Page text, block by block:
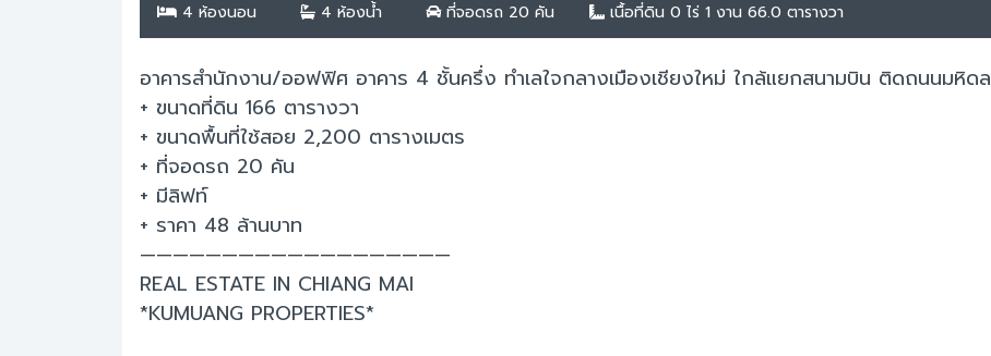
4 ห้องนอน 4 ห้องน้ำ ที่จอดรถ 20 คัน เนื้อที่ดิน 0 ไร่ 1 งาน 66.0 ตารางวา
อาคารสำนักงาน/ออฟฟิศ อาคาร 4 ชั้นครึ่ง ทำเลใจกลางเมืองเชียงใหม่ ใกล้แยกสนามบิน ติดถนนมหิดล
+ ขนาดที่ดิน 166 ตารางวา
+ ขนาดพื้นที่ใช้สอย 2,200 ตารางเมตร
+ ที่จอดรถ 20 คัน
+ มีลิฟท์
+ ราคา 48 ล้านบาท
———————————————————
REAL ESTATE IN CHIANG MAI
*KUMUANG PROPERTIES*